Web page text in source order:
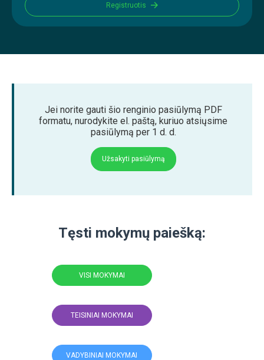
Registruotis
Jei norite gauti šio renginio pasiūlymą PDF
formatu, nurodykite el. paštą, kuriuo atsiųsime
pasiūlymą per 1 d. d.
Užsakyti pasiūlymą
Tęsti mokymų paiešką:
VISI MOKYMAI
TEISINIAI MOKYMAI
VADYBINIAI MOKYMAI